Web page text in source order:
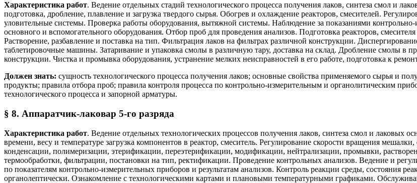
Характеристика работ. Ведение отдельных стадий технологического процесса получения лаков, синтеза смол и
подготовка, дробление, плавление и загрузка твердого сырья. Обогрев и охлаждение реакторов, смесителей.
уловительные системы. Проверка работы оборудования, вытяжной системы. Наблюдение за показаниями
основного и вспомогательного оборудования. Отбор проб для проведения анализов. Подготовка реакторов,
Растворение, разбавление и поставка на тип. Фильтрация лаков на фильтрах различной конструкции.
таблетировочные машины. Затаривание и упаковка смолы в различную тару, доставка на склад. Дробление смолы в
конструкции. Чистка и промывка оборудования, устранение мелких неисправностей в его работе, подготовка к
Должен знать: сущность технологического процесса получения лаков; основные свойства применяемого сырья и
продукты; правила отбора проб; правила контроля процесса по контрольно-измерительным и органолитическим
технологического процесса и запорной арматуры.
§ 8. Аппаратчик-лаковар 5-го разряда
Характеристика работ. Ведение отдельных технологических процессов получения лаков, синтеза смол и лаковых
времени, весу и температуре загрузка компонентов в реактор, смеситель. Регулирование скорости вращения
конденсации, полимеризации, этерификации, переэтерификации, модификации, нейтрализации, промывки,
термообработки, фильтрации, постановки на тип, ректификации. Проведение контрольных анализов. Ведение и
по показателям контрольно-измерительных приборов и результатам анализов. Контроль реакции среды, состояния
органолептически. Ознакомление с технологическими картами и плановыми температурными графиками.